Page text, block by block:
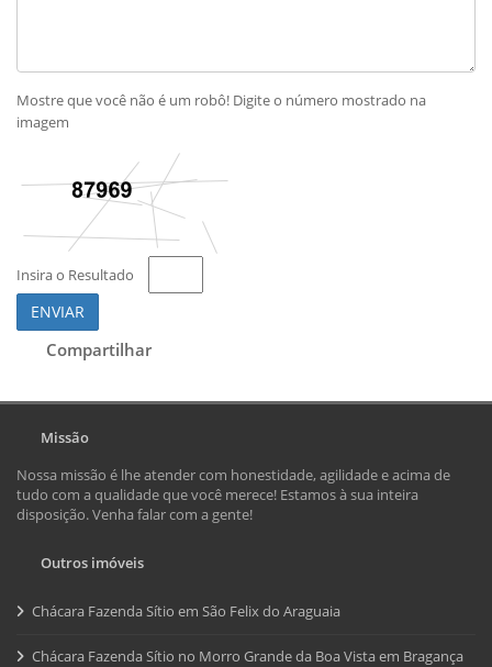
Mostre que você não é um robô! Digite o número mostrado na
imagem
Insira o Resultado
ENVIAR
Compartilhar
Missão
Nossa missão é lhe atender com honestidade, agilidade e acima de
tudo com a qualidade que você merece! Estamos à sua inteira
disposição. Venha falar com a gente!
Outros imóveis
Chácara Fazenda Sítio em São Felix do Araguaia
Chácara Fazenda Sítio no Morro Grande da Boa Vista em Bragança